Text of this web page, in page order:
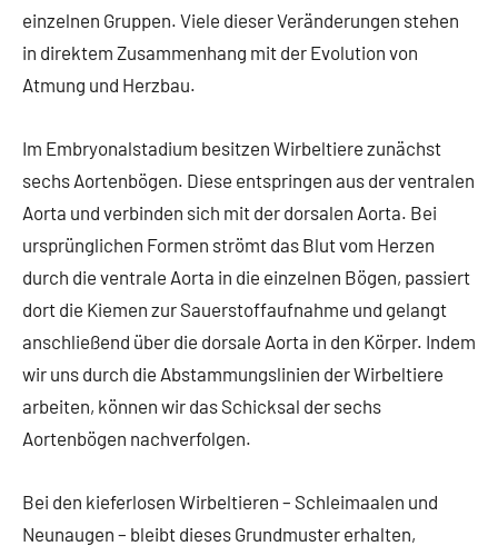
einzelnen Gruppen. Viele dieser Veränderungen stehen
in direktem Zusammenhang mit der Evolution von
Atmung und Herzbau.
Im Embryonalstadium besitzen Wirbeltiere zunächst
sechs Aortenbögen. Diese entspringen aus der ventralen
Aorta und verbinden sich mit der dorsalen Aorta. Bei
ursprünglichen Formen strömt das Blut vom Herzen
durch die ventrale Aorta in die einzelnen Bögen, passiert
dort die Kiemen zur Sauerstoffaufnahme und gelangt
anschließend über die dorsale Aorta in den Körper. Indem
wir uns durch die Abstammungslinien der Wirbeltiere
arbeiten, können wir das Schicksal der sechs
Aortenbögen nachverfolgen.
Bei den kieferlosen Wirbeltieren – Schleimaalen und
Neunaugen – bleibt dieses Grundmuster erhalten,